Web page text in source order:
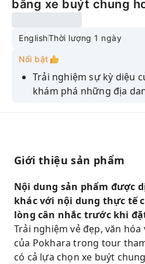
bằng xe buýt chung
EnglishThời lượng 1 ngày
Nổi bật
Trải nghiệm sự kỳ diệu
khám phá những địa
Hãy đứng trước bức
hùng vĩ và ngôi chùa
bình, nơi khung cảnh
Himalaya sẽ tạo nên
Hãy cảm nhận sức
bạn chứng kiến ​​thác
sông Seti trong vắt và
Fewa.
Giới thiệu sản phẩm
Nội dung sản phẩm được
khác với nội dung thực tế
lòng cân nhắc trước khi
Trải nghiệm vẻ đẹp, văn
của Pokhara trong tour
có cả lựa chọn xe buýt